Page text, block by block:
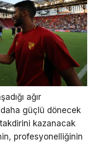
ağır
güçlü dönecek
kazanacak
profesyonelliğinin